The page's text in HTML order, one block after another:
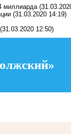
миллиарда
(31.03.2020 14:19)
(31.03.2020 12:50)